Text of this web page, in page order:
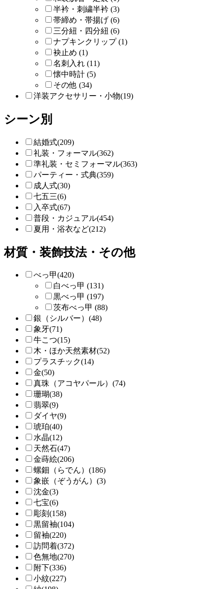
半衿・刺繍半衿 (3)
帯締め・帯揚げ (6)
三分紐・四分紐 (6)
ナプキンクリップ (1)
袂止め (1)
名刺入れ (11)
懐中時計 (5)
その他 (34)
洋装アクセサリー・小物(19)
シーン別
結婚式(209)
礼装・フォーマル(362)
準礼装・セミフォーマル(363)
パーティー・式典(359)
成人式(30)
七五三(6)
入卒式(67)
普段・カジュアル(454)
夏用・浴衣など(212)
材質・装飾技法・その他
べっ甲(420)
白べっ甲 (131)
黒べっ甲 (197)
茨布べっ甲 (88)
銀（シルバー）(48)
象牙(71)
牛こつ(15)
木・ほか天然素材(52)
プラスチック(14)
金(50)
真珠（アコヤパール）(74)
珊瑚(38)
翡翠(9)
ダイヤ(9)
琥珀(40)
水晶(12)
天然石(47)
金蒔絵(206)
螺鈿（らでん）(186)
象嵌（ぞうがん）(3)
沈金(3)
七宝(6)
彫刻(158)
黒留袖(104)
留袖(220)
訪問着(372)
色無地(270)
附下(336)
小紋(227)